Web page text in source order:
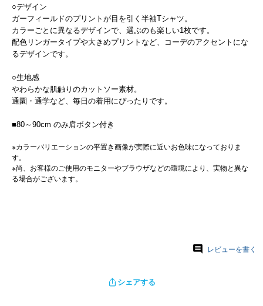
○デザイン
ガーフィールドのプリントが目を引く半袖Tシャツ。
カラーごとに異なるデザインで、選ぶのも楽しい1枚です。
配色リンガータイプや大きめプリントなど、コーデのアクセントにな
るデザインです。
○生地感
やわらかな肌触りのカットソー素材。
通園・通学など、毎日の着用にぴったりです。
■80～90cm のみ肩ボタン付き
※カラーバリエーションの平置き画像が実際に近いお色味になっておりま
す。
※尚、お客様のご使用のモニターやブラウザなどの環境により、実物と異な
る場合がございます。
レビューを書く
シェアする